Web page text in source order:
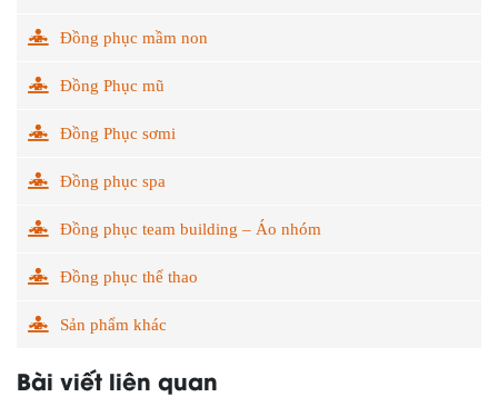
Đồng phục mầm non
Đồng Phục mũ
Đồng Phục sơmi
Đồng phục spa
Đồng phục team building – Áo nhóm
Đồng phục thể thao
Sản phẩm khác
Bài viết liên quan